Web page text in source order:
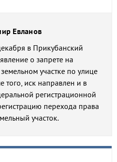
Евланов
в Прикубанский
о запрете на
участке по улице
того, иск направлен и в
регистрационной
перехода права
участок.